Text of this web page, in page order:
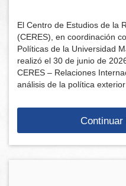
El Centro de Estudios de la
(CERES), en coordinación
Políticas de la Universidad
realizó el 30 de junio de
CERES – Relaciones
análisis de la política
Continuar